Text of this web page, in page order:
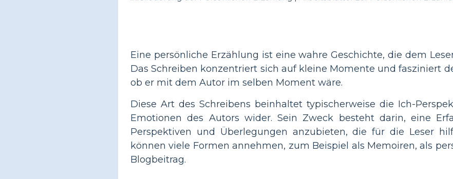
Eine persönliche Erzählung ist eine wahre Geschichte, die dem
Das Schreiben konzentriert sich auf kleine Momente und fasziniert
ob er mit dem Autor im selben Moment wäre.
Diese Art des Schreibens beinhaltet typischerweise die Ich-
Emotionen des Autors wider. Sein Zweck besteht darin, eine
Perspektiven und Überlegungen anzubieten, die für die Leser
können viele Formen annehmen, zum Beispiel als Memoiren, als
Blogbeitrag.